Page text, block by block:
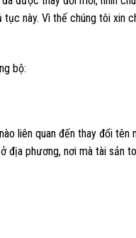
này. Vì thế chúng tôi xin
bộ:
liên quan đến thay đổi tên
địa phương, nơi mà tài sản